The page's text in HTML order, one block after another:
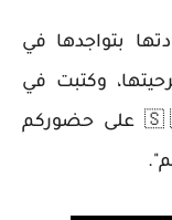
بتواجدها في
وكتبت في
تغريدة لها: "شكرا أهل الرياض 🇸🇦 على حضوركم